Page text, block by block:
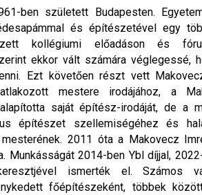
ben született Budapesten.
és építészetével egy
kollégiumi előadáson és
ekkor vált számára véglegessé,
Ezt követően részt vett
mestere irodájához, a
saját építész-irodáját, de a
építészet szellemiségéhez és
mesterének. 2011 óta a Makovecz
Munkásságát 2014-ben Ybl díjjal,
ismerték el. Számos
főépítészeként, többek